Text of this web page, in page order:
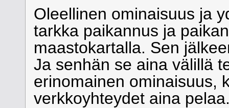
Oleellinen ominaisuus ja
tarkka paikannus ja
maastokartalla. Sen
Ja senhän se aina välillä
erinomainen ominaisuus,
verkkoyhteydet aina